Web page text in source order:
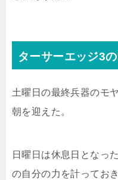
ターサーエッジ3
土曜日の最終兵器のモ
朝を迎えた。
日曜日は休息日となっ
の自分の力を計ってお